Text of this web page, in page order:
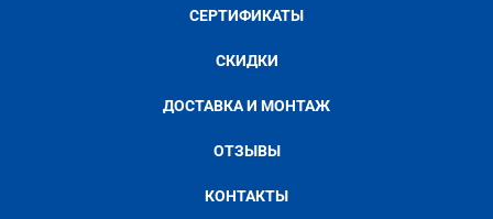
СЕРТИФИКАТЫ
СКИДКИ
ДОСТАВКА И МОНТАЖ
ОТЗЫВЫ
КОНТАКТЫ